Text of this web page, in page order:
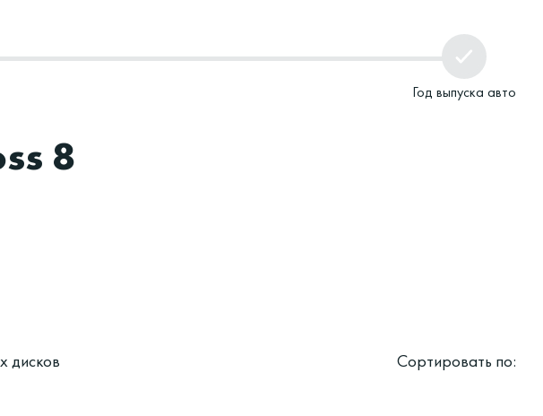
Год выпуска авто
8
дисков Сортировать по: